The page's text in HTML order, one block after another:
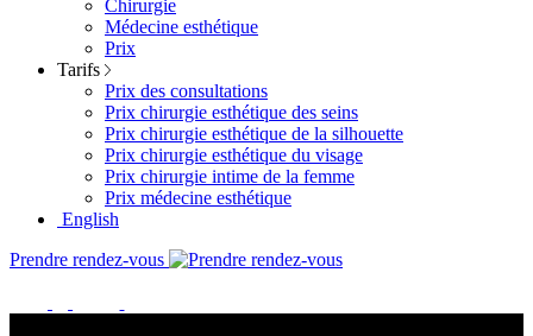
Chirurgie
Médecine esthétique
Prix
Tarifs
Prix des consultations
Prix chirurgie esthétique des seins
Prix chirurgie esthétique de la silhouette
Prix chirurgie esthétique du visage
Prix chirurgie intime de la femme
Prix médecine esthétique
English
Prendre rendez-vous